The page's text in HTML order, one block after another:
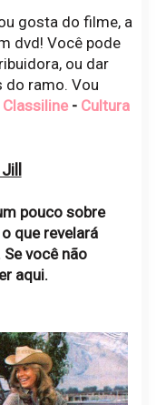
gosta do filme, a
dvd! Você pode
ou dar
do ramo. Vou
Classiline- Cultura
pouco sobre
que revelará
você não
aqui.